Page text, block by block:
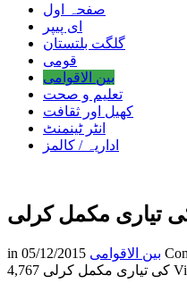
صفحہ اول
ای پیپر
گلگت بلتستان
قومی
بین الاقوامی
تعلیم و صحت
کھیل اور ثقافت
انٹر ٹینمنٹ
اداریہ / کالمز
تیاری مکمل کرلی
in بین الاقوامی 05/12/2015
کی تیاری مکمل کرلی